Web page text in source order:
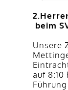
beim
Unsere
auf